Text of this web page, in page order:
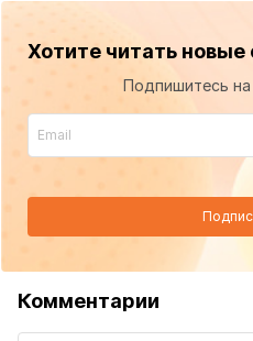
Хотите читать новые
Подпишитесь на
Комментарии